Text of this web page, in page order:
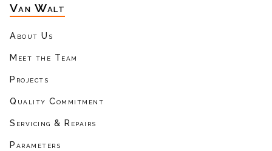
Van Walt
About Us
Meet the Team
Projects
Quality Commitment
Servicing & Repairs
Parameters